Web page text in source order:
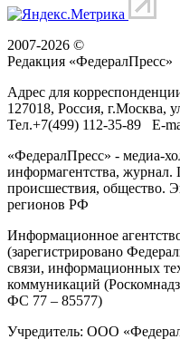
2007-2026 ©
Редакция «ФедералПресс»
Адрес для
127018, Россия, г.Москва,
Тел.+7(499) 112-35-89 E-
«ФедералПресс» - медиа-
информагентства, журнал.
происшествия, общество.
регионов РФ
Информационное
(зарегистрировано
связи, информационных
коммуникаций
ФС 77 – 85577)
Учредитель: ООО